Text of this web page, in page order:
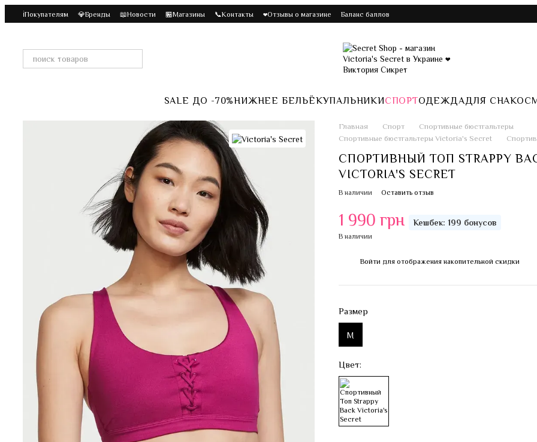
Перейти к основному контенту
ℹ️Покупателям 💎Бренды 📖Новости 🏪Магазины 📞Контакты ❤️Отзывы о магазине Баланс баллов
SALE ДО -70%НИЖНЕЕ БЕЛЬЁКУПАЛЬНИКИСПОРТОДЕЖДАДЛЯ СНА
Главная Спорт
Спортивные бюстгальтеры
Спортивные бюстгальтеры Victoria's Secret
СПОРТИВНЫЙ ТОП STRAPPY
VICTORIA'S SECRET
В наличии Оставить отзыв
1 990 грн Кешбек: 199 бонусов
В наличии
Войти для отображения накопительной скидки
Размер
M
Цвет: